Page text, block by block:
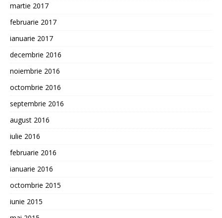
martie 2017
februarie 2017
ianuarie 2017
decembrie 2016
noiembrie 2016
octombrie 2016
septembrie 2016
august 2016
iulie 2016
februarie 2016
ianuarie 2016
octombrie 2015
iunie 2015